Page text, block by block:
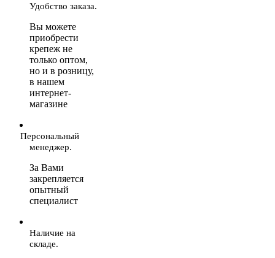
Удобство заказа.
Вы можете
приобрести
крепеж не
только оптом,
но и в розницу,
в нашем
интернет-
магазине
Персональный
менеджер.
За Вами
закрепляется
опытный
специалист
Наличие на
складе.